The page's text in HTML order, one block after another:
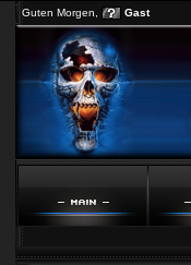
Guten Morgen, Gast